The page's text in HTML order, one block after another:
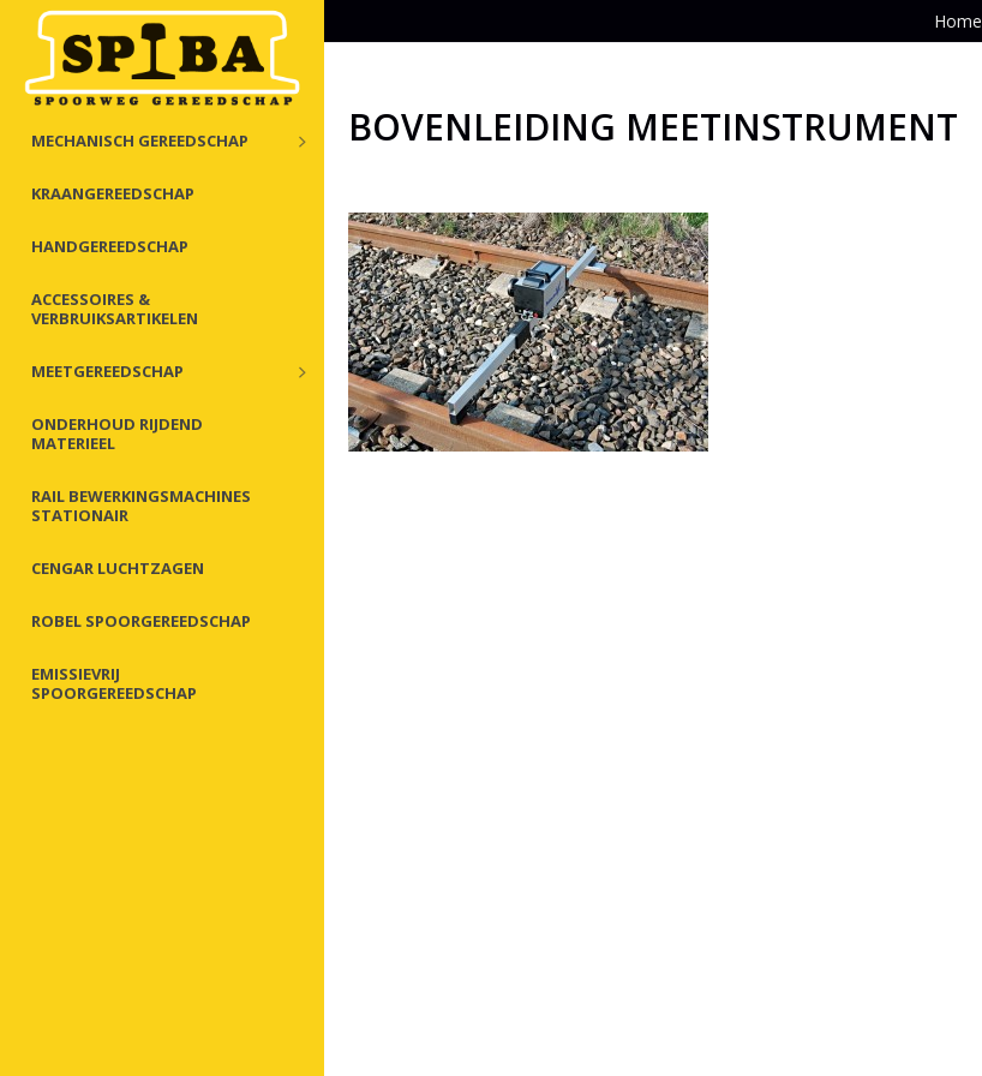
Home
MECHANISCH GEREEDSCHAP
KRAANGEREEDSCHAP
HANDGEREEDSCHAP
ACCESSOIRES &
VERBRUIKSARTIKELEN
MEETGEREEDSCHAP
ONDERHOUD RIJDEND
MATERIEEL
RAIL BEWERKINGSMACHINES
STATIONAIR
CENGAR LUCHTZAGEN
ROBEL SPOORGEREEDSCHAP
EMISSIEVRIJ
SPOORGEREEDSCHAP
BOVENLEIDING MEETINSTRUMENT